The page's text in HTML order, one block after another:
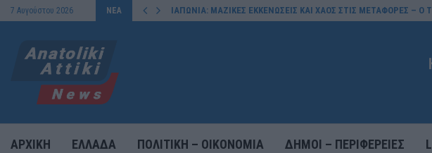
7 Αυγούστου 2026 ΝΕΑ ΙΑΠΩΝΙΑ: ΜΑΖΙΚΕΣ ΕΚΚΕΝΩΣΕΙΣ ΚΑΙ ΧΑΟΣ ΣΤΙΣ ΜΕΤΑΦΟΡΕΣ – Ο
ΑΡΧΙΚΗ ΕΛΛΑΔΑ ΠΟΛΙΤΙΚΗ – ΟΙΚΟΝΟΜΙΑ ΔΗΜΟΙ – ΠΕΡΙΦΕΡΕΙΕΣ